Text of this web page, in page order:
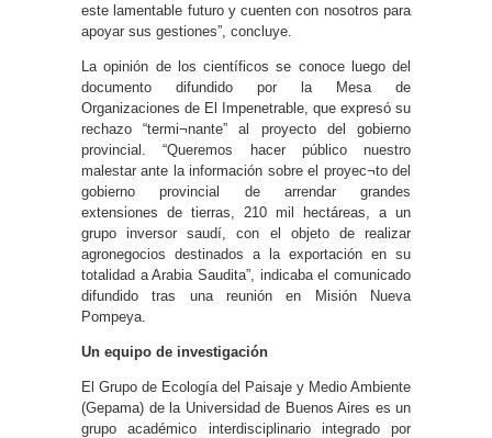
este lamentable futuro y cuenten con nosotros para
apoyar sus gestiones”, concluye.
La opinión de los científicos se conoce luego del
documento difundido por la Mesa de
Organizaciones de El Impenetrable, que expresó su
rechazo “termi¬nante” al proyecto del gobierno
provincial. “Queremos hacer público nuestro
malestar ante la información sobre el proyec¬to del
gobierno provincial de arrendar grandes
extensiones de tierras, 210 mil hectáreas, a un
grupo inversor saudí, con el objeto de realizar
agronegocios destinados a la exportación en su
totalidad a Arabia Saudita”, indicaba el comunicado
difundido tras una reunión en Misión Nueva
Pompeya.
Un equipo de investigación
El Grupo de Ecología del Paisaje y Medio Ambiente
(Gepama) de la Universidad de Buenos Aires es un
grupo académico interdisciplinario integrado por